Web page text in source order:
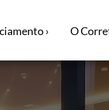
› O